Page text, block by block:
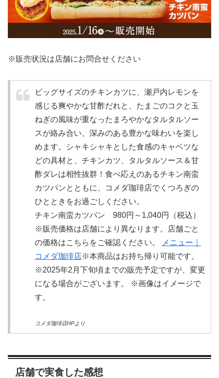
※販売状況は店舗にお問合せください
ビッグサイズのチキンカツに、瀬戸内レモンを
感じる爽やかな甘酢だれと、たまごのコクと玉
ねぎの風味が重なったまろやかなタルタルソー
スが絡み合い、深みのある豊かな味わいを楽し
めます。シャキシャキとした食感のキャベツな
どの具材と、チキンカツ、タルタルソース＆甘
酢ダレは相性抜群！食べ応えのあるチキン南蛮
カツパンとともに、コメダ珈琲店でくつろぎの
ひとときをお過ごしください。
チキン南蛮カツパン 980円～1,040円（税込）
※販売価格は店舗により異なります。店舗ごと
の価格はこちらをご確認ください。
メニュー｜
コメダ珈琲店※本商品はお持ち帰り可能です。
※2025年2月下旬頃までの販売予定ですが、変更
になる場合がございます。 ※画像はイメージで
す。
コメダ珈琲店HPより
店舗で実食した感想